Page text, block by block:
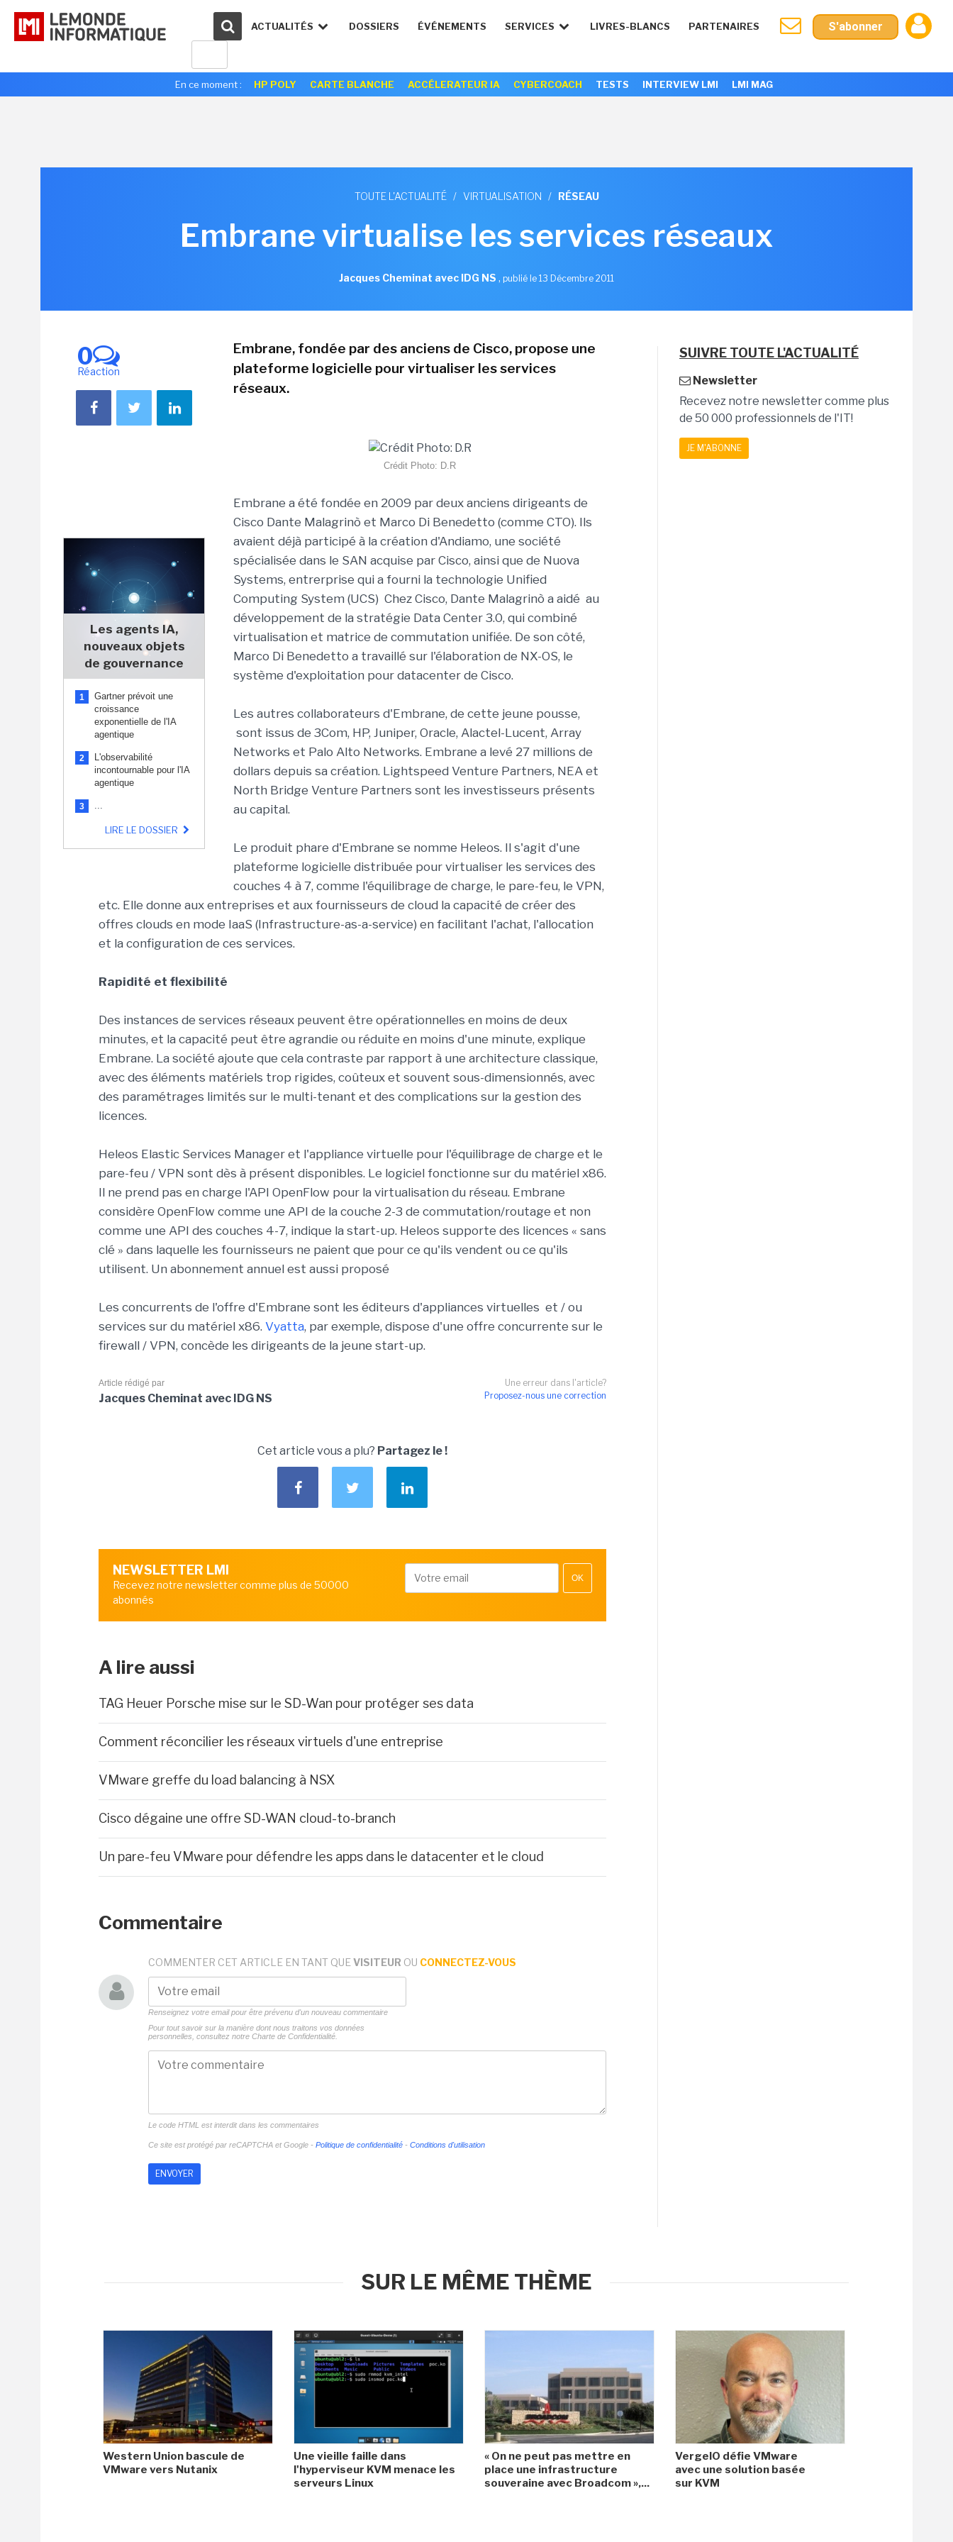
ACTUALITÉS DOSSIERS ÉVÉNEMENTS SERVICES LIVRES-BLANCS PARTENAIRES S'abonner
En ce moment : HP POLY CARTE BLANCHE ACCÉLERATEUR IA CYBERCOACH TESTS INTERVIEW LMI LMI MAG
TOUTE L'ACTUALITÉ / VIRTUALISATION / RÉSEAU
Embrane virtualise les services réseaux
Jacques Cheminat avec IDG NS , publié le 13 Décembre 2011
0
Réaction
Les agents IA,
nouveaux objets
de gouvernance
1
Gartner prévoit une
croissance
exponentielle de l'IA
agentique
2
L'observabilité
incontournable pour l'IA
agentique
3 ...
LIRE LE DOSSIER
Embrane, fondée par des anciens de Cisco, propose une
plateforme logicielle pour virtualiser les services
réseaux.
Crédit Photo: D.R
Embrane a été fondée en 2009 par deux anciens dirigeants de
Cisco Dante Malagrinò et Marco Di Benedetto (comme CTO). Ils
avaient déjà participé à la création d'Andiamo, une société
spécialisée dans le SAN acquise par Cisco, ainsi que de Nuova
Systems, entrerprise qui a fourni la technologie Unified
Computing System (UCS) Chez Cisco, Dante Malagrinò a aidé au
développement de la stratégie Data Center 3.0, qui combiné
virtualisation et matrice de commutation unifiée. De son côté,
Marco Di Benedetto a travaillé sur l'élaboration de NX-OS, le
système d'exploitation pour datacenter de Cisco.
Les autres collaborateurs d'Embrane, de cette jeune pousse,
sont issus de 3Com, HP, Juniper, Oracle, Alactel-Lucent, Array
Networks et Palo Alto Networks. Embrane a levé 27 millions de
dollars depuis sa création. Lightspeed Venture Partners, NEA et
North Bridge Venture Partners sont les investisseurs présents
au capital.
Le produit phare d'Embrane se nomme Heleos. Il s'agit d'une
plateforme logicielle distribuée pour virtualiser les services des
couches 4 à 7, comme l'équilibrage de charge, le pare-feu, le VPN,
etc. Elle donne aux entreprises et aux fournisseurs de cloud la capacité de créer des
offres clouds en mode IaaS (​​Infrastructure-as-a-service) en facilitant l'achat, l'allocation
et la configuration de ces services.
Rapidité et flexibilité
Des instances de services réseaux peuvent être opérationnelles en moins de deux
minutes, et la capacité peut être agrandie ou réduite en moins d'une minute, explique
Embrane. La société ajoute que cela contraste par rapport à une architecture classique,
avec des éléments matériels trop rigides, coûteux et souvent sous-dimensionnés, avec
des paramétrages limités sur le multi-tenant et des complications sur la gestion des
licences.
Heleos Elastic Services Manager et l'appliance virtuelle pour l'équilibrage de charge et le
pare-feu / VPN sont dès à présent disponibles. Le logiciel fonctionne sur du matériel x86.
Il ne prend pas en charge l'API OpenFlow pour la virtualisation du réseau. Embrane
considère OpenFlow comme une API de la couche 2-3 de commutation/routage et non
comme une API des couches 4-7, indique la start-up. Heleos supporte des licences « sans
clé » dans laquelle les fournisseurs ne paient que pour ce qu'ils vendent ou ce qu'ils
utilisent. Un abonnement annuel est aussi proposé
Les concurrents de l'offre d'Embrane sont les éditeurs d'appliances virtuelles et / ou
services sur du matériel x86. Vyatta, par exemple, dispose d'une offre concurrente sur le
firewall / VPN, concède les dirigeants de la jeune start-up.
Une erreur dans l'article?
Proposez-nous une correction
Article rédigé par
Jacques Cheminat avec IDG NS
Cet article vous a plu? Partagez le !
NEWSLETTER LMI
Recevez notre newsletter comme plus de 50000
abonnés
OK
A lire aussi
TAG Heuer Porsche mise sur le SD-Wan pour protéger ses data
Comment réconcilier les réseaux virtuels d'une entreprise
VMware greffe du load balancing à NSX
Cisco dégaine une offre SD-WAN cloud-to-branch
Un pare-feu VMware pour défendre les apps dans le datacenter et le cloud
Commentaire
COMMENTER CET ARTICLE EN TANT QUE VISITEUR OU CONNECTEZ-VOUS
Renseignez votre email pour être prévenu d'un nouveau commentaire
Pour tout savoir sur la manière dont nous traitons vos données
personnelles, consultez notre Charte de Confidentialité.
Le code HTML est interdit dans les commentaires
Ce site est protégé par reCAPTCHA et Google - Politique de confidentialité - Conditions d'utilisation
SUIVRE TOUTE L'ACTUALITÉ
Newsletter
Recevez notre newsletter comme plus
de 50 000 professionnels de l'IT!
JE M'ABONNE
SUR LE MÊME THÈME
Western Union bascule de
VMware vers Nutanix
Une vieille faille dans
l'hyperviseur KVM menace les
serveurs Linux
« On ne peut pas mettre en
place une infrastructure
souveraine avec Broadcom »,...
VergeIO défie VMware
avec une solution basée
sur KVM